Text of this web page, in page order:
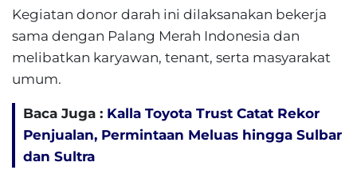
Kegiatan donor darah ini dilaksanakan bekerja
sama dengan Palang Merah Indonesia dan
melibatkan karyawan, tenant, serta masyarakat
umum.
Baca Juga : Kalla Toyota Trust Catat Rekor
Penjualan, Permintaan Meluas hingga Sulbar
dan Sultra